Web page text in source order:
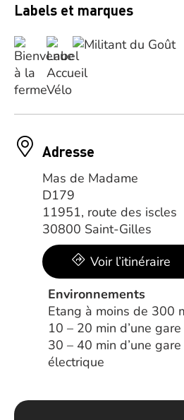
Labels et marques
Adresse
Mas de Madame
D179
11951, route des iscles
30800 Saint-Gilles
Voir l’itinéraire
Environnements
Etang à moins de 300
10 – 20 min d’une
30 – 40 min d’une
électrique